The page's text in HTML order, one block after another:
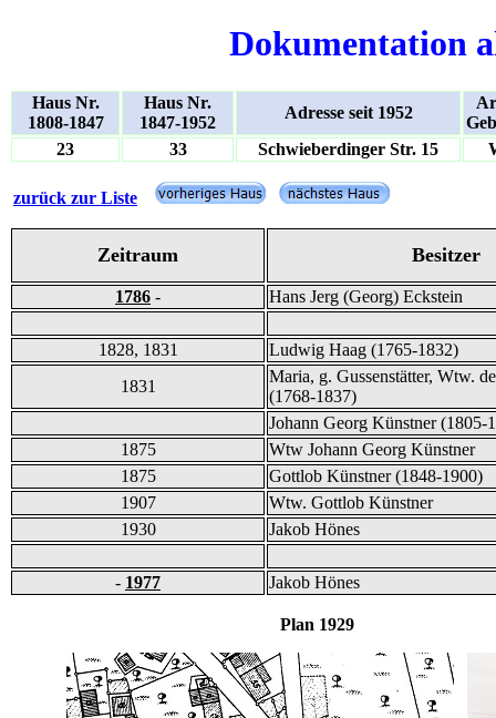
Dokumentation
Haus Nr.
1808-1847
Haus Nr.
1847-1952
Adresse seit 1952
23
33 Schwieberdinger Str. 15
zurück zur Liste
Zeitraum Besitzer
1786 - Hans Jerg (Georg) Eckstein
1828, 1831
Ludwig Haag (1765-1832)
1831
Maria, g. Gussenstätter, Wtw.
(1768-1837)
Johann Georg Künstner (1805-
1875
Wtw Johann Georg Künstner
1875
Gottlob Künstner (1848-1900)
1907
Wtw. Gottlob Künstner
1930
Jakob Hönes
- 1977 Jakob Hönes
Plan